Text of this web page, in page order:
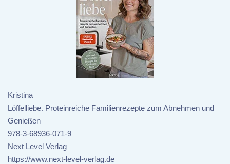
Kristina
Löffelliebe. Proteinreiche Familienrezepte zum Abnehmen und
Genießen
978-3-68936-071-9
Next Level Verlag
https://www.next-level-verlag.de